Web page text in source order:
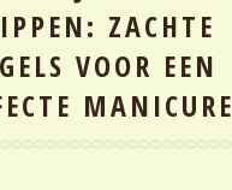
ZACHTE
VOOR EEN
MANICURE